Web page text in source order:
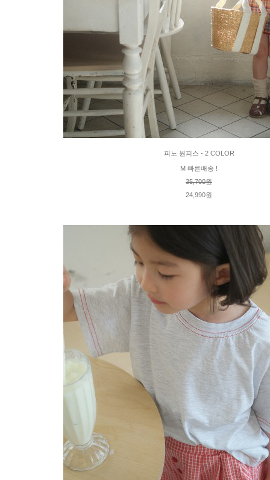
피노 원피스 - 2 COLOR
M 빠른배송 !
35,700원
24,990원